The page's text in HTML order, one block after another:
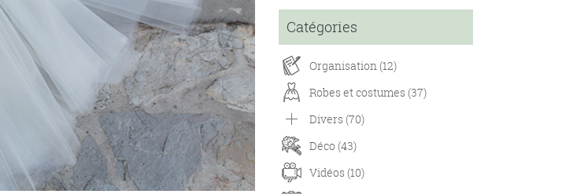
Catégories
Organisation (12)
Robes et costumes (37)
Divers (70)
Déco (43)
Vidéos (10)